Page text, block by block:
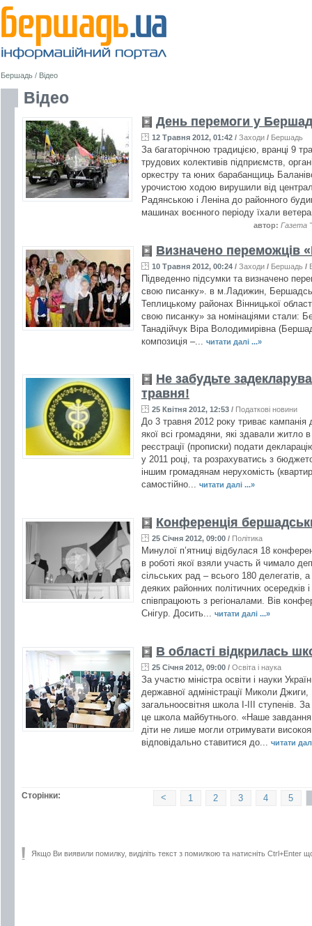
Бершадь / Відео
Відео
День перемоги у
12 Травня 2012, 01:42 / Заходи / Бершадь
За багаторічною традицією, вранці 9
трудових колективів підприємств,
оркестру та юних барабанщиць
урочистою ходою вирушили від
Радянською і Леніна до районного
машинах воєнного періоду їхали
автор: Газета
Визначено переможців
10 Травня 2012, 00:24 / Заходи / Бершадь /
Підведенно підсумки та визначено
свою писанку». в м.Ладижин,
Теплицькому районах Вінницької
свою писанку» за номінаціями стали:
Танадійчук Віра Володимирівна
композиція –... читати далі ...»
Не забудьте
травня!
25 Квітня 2012, 12:53 / Податкові новини
До 3 травня 2012 року триває
якої всі громадяни, які здавали житло
реєстрації (прописки) подати
у 2011 році, та розрахуватись з
іншим громадянам нерухомість
самостійно... читати далі ...»
Конференція
25 Січня 2012, 09:00 / Політика
Минулої п’ятниці відбулася 18
в роботі якої взяли участь й чимало
сільських рад – всього 180 делегатів,
деяких районних політичних осередків і
співпрацюють з регіоналами. Вів
Снігур. Досить... читати далі ...»
В області відкрилась
25 Січня 2012, 09:00 / Освіта і наука
За участю міністра освіти і науки
державної адміністрації Миколи
загальноосвітня школа І-ІІІ ступенів.
це школа майбутнього. «Наше
діти не лише могли отримувати
відповідально ставитися до... читати
Сторінки: 5
4
3
2
1
<
Якщо Ви виявили помилку, виділіть текст з помилкою та натисніть Ctrl+Enter